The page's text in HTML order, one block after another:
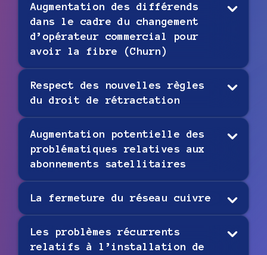
Augmentation des différends
dans le cadre du changement
d’opérateur commercial pour
avoir la fibre (Churn)
Respect des nouvelles règles
du droit de rétractation
Augmentation potentielle des
problématiques relatives aux
abonnements satellitaires
La fermeture du réseau cuivre
Les problèmes récurrents
relatifs à l’installation de